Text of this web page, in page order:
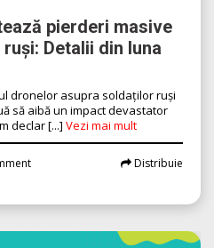
pierderi masive
Detalii din luna
dronelor asupra soldaților ruși
să aibă un impact devastator
declar [...] Vezi mai mult
Distribuie